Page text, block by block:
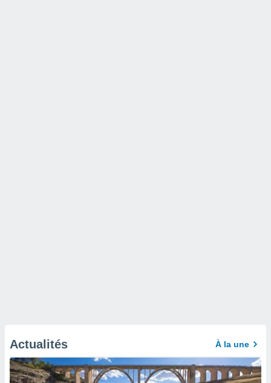
Actualités À la une